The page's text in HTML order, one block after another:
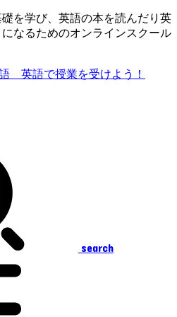
を学び、英語の本を読んだり英
なるためのオンラインスクール
search